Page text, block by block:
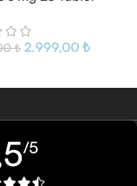
₺ 2.999,00 ₺
/5